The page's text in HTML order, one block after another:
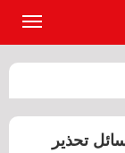
تحذير